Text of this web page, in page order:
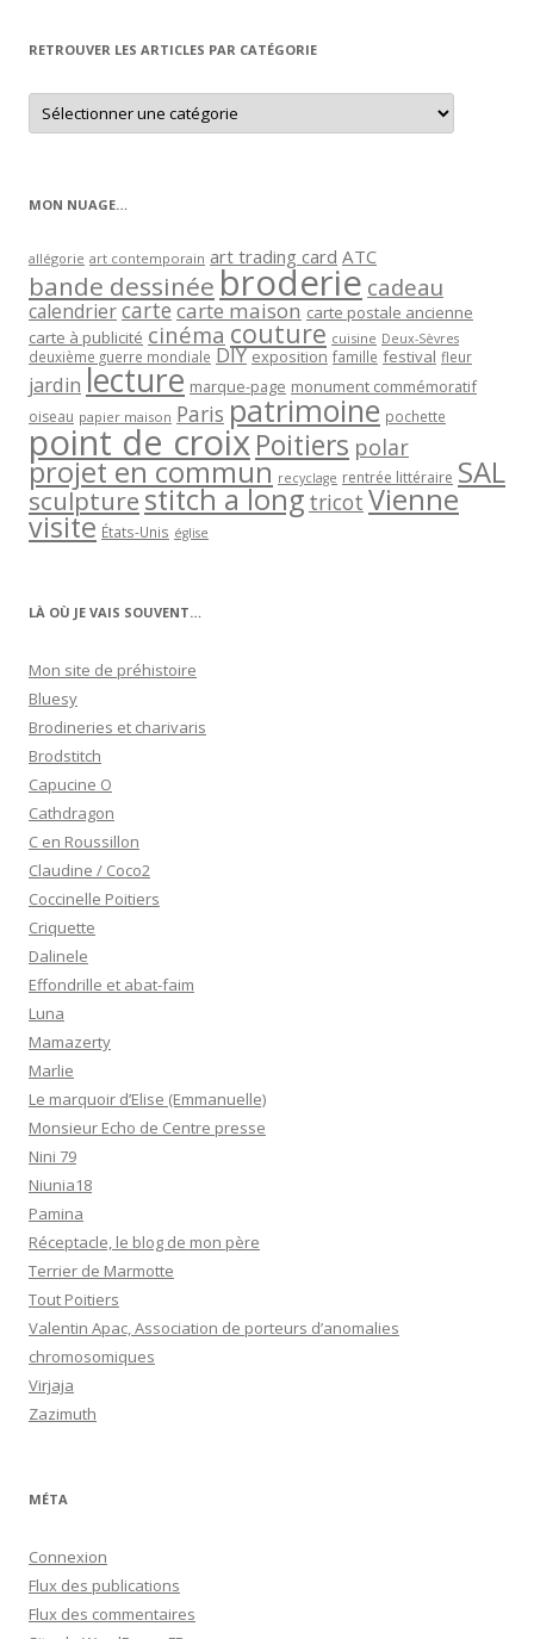
RETROUVER LES ARTICLES PAR CATÉGORIE
Retrouver
les
articles
MON NUAGE…
allégorie art contemporain art trading card ATC
bande dessinée broderie cadeau
calendriercartecarte maison carte postale ancienne
carte à publicité cinéma couture cuisine Deux-Sèvres
deuxième guerre mondiale DIY exposition famille festival fleur
jardin lecture marque-page monument commémoratif
oiseau papier maison Paris patrimoine pochette
point de croixPoitiers polar
projet en commun recyclage rentrée littéraire SAL
sculpturestitch a long tricot Vienne
visite États-Unis église
LÀ OÙ JE VAIS SOUVENT…
Mon site de préhistoire
Bluesy
Brodineries et charivaris
Brodstitch
Capucine O
Cathdragon
C en Roussillon
Claudine / Coco2
Coccinelle Poitiers
Criquette
Dalinele
Effondrille et abat-faim
Luna
Mamazerty
Marlie
Le marquoir d’Elise (Emmanuelle)
Monsieur Echo de Centre presse
Nini 79
Niunia18
Pamina
Réceptacle, le blog de mon père
Terrier de Marmotte
Tout Poitiers
Valentin Apac, Association de porteurs d’anomalies
chromosomiques
Virjaja
Zazimuth
MÉTA
Connexion
Flux des publications
Flux des commentaires